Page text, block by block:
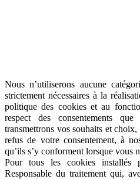
Nous n’utiliserons aucune
strictement nécessaires à la
politique des cookies et au
respect des consentements
transmettrons vos souhaits et
refus de votre consentement, à
qu’ils s’y conforment lorsque vous
Pour tous les cookies installés
Responsable du traitement qui,